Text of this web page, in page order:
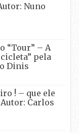
Nuno
“Tour” – A
pela
Dinis
! – que ele
Carlos